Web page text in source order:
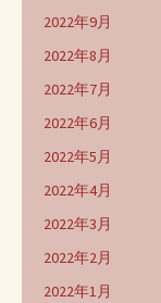
2022年9月
2022年8月
2022年7月
2022年6月
2022年5月
2022年4月
2022年3月
2022年2月
2022年1月